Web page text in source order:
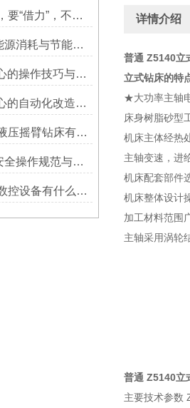
机床行业想成功，要“借力”，不要“尽力”！
GB4250锯床的能源消耗与节能措施
VMC855加工中心的操作技巧与维护指南
VMC855加工中心的自动化改造与智能化应用说明
机械摇臂钻床和液压摇臂钻床有什么区别
GB4250锯床的安全操作规范与注意事项
四机机床和普通数控设备有什么区别？
详情介绍
普通 Z5140立
立式钻床的特
★大功率主轴
床身树脂砂型
机床主体经热
主轴变速，进
机床配套部件
机床整体设计
加工材料范围
主轴采用涡轮
普通 Z5140立
主要技术参数